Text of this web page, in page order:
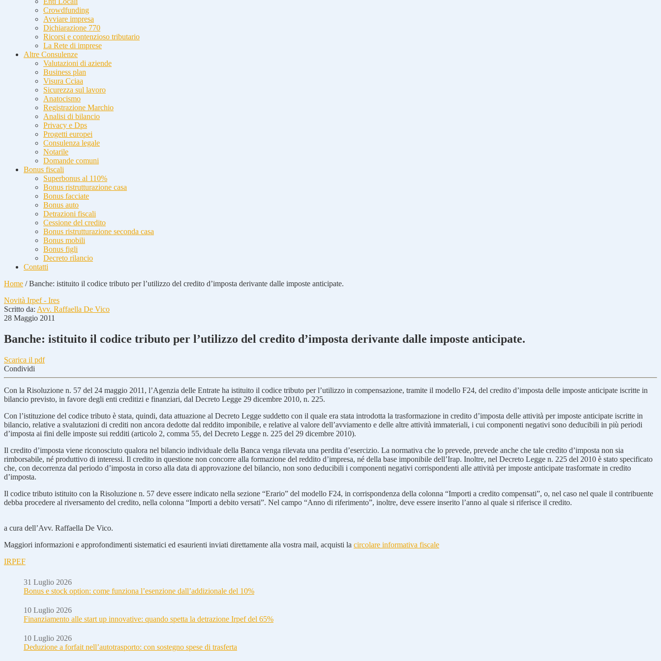
Crowdfunding
Avviare impresa
Dichiarazione 770
Ricorsi e contenzioso tributario
La Rete di imprese
Altre Consulenze
Valutazioni di aziende
Business plan
Visura Cciaa
Sicurezza sul lavoro
Anatocismo
Registrazione Marchio
Analisi di bilancio
Privacy e Dps
Progetti europei
Consulenza legale
Notarile
Domande comuni
Bonus fiscali
Superbonus al 110%
Bonus ristrutturazione casa
Bonus facciate
Bonus auto
Detrazioni fiscali
Cessione del credito
Bonus ristrutturazione seconda casa
Bonus mobili
Bonus figli
Decreto rilancio
Contatti
Home /Banche: istituito il codice tributo per l’utilizzo del credito d’imposta derivante dalle imposte anticipate.
Novità Irpef - Ires
Scritto da: Avv. Raffaella De Vico
28 Maggio 2011
Banche: istituito il codice tributo per l’utilizzo del credito d’imposta derivante dalle imposte anticipate.
Scarica il pdf
Condividi
Con la Risoluzione n. 57 del 24 maggio 2011, l’Agenzia delle Entrate ha istituito il codice tributo per l’utilizzo in compensazione, tramite il modello F24, del credito d’imposta delle imposte anticipate iscritte in
bilancio previsto, in favore degli enti creditizi e finanziari, dal Decreto Legge 29 dicembre 2010, n. 225.
Con l’istituzione del codice tributo è stata, quindi, data attuazione al Decreto Legge suddetto con il quale era stata introdotta la trasformazione in credito d’imposta delle attività per imposte anticipate iscritte in
bilancio, relative a svalutazioni di crediti non ancora dedotte dal reddito imponibile, e relative al valore dell’avviamento e delle altre attività immateriali, i cui componenti negativi sono deducibili in più periodi
d’imposta ai fini delle imposte sui redditi (articolo 2, comma 55, del Decreto Legge n. 225 del 29 dicembre 2010).
Il credito d’imposta viene riconosciuto qualora nel bilancio individuale della Banca venga rilevata una perdita d’esercizio. La normativa che lo prevede, prevede anche che tale credito d’imposta non sia
rimborsabile, né produttivo di interessi. Il credito in questione non concorre alla formazione del reddito d’impresa, né della base imponibile dell’Irap. Inoltre, nel Decreto Legge n. 225 del 2010 è stato specificato
che, con decorrenza dal periodo d’imposta in corso alla data di approvazione del bilancio, non sono deducibili i componenti negativi corrispondenti alle attività per imposte anticipate trasformate in credito
d’imposta.
Il codice tributo istituito con la Risoluzione n. 57 deve essere indicato nella sezione “Erario” del modello F24, in corrispondenza della colonna “Importi a credito compensati”, o, nel caso nel quale il contribuente
debba procedere al riversamento del credito, nella colonna “Importi a debito versati”. Nel campo “Anno di riferimento”, inoltre, deve essere inserito l’anno al quale si riferisce il credito.
a cura dell’Avv. Raffaella De Vico.
Maggiori informazioni e approfondimenti sistematici ed esaurienti inviati direttamente alla vostra mail, acquisti la circolare informativa fiscale
IRPEF
31 Luglio 2026
Bonus e stock option: come funziona l’esenzione dall’addizionale del 10%
10 Luglio 2026
Finanziamento alle start up innovative: quando spetta la detrazione Irpef del 65%
10 Luglio 2026
Deduzione a forfait nell’autotrasporto: con sostegno spese di trasferta